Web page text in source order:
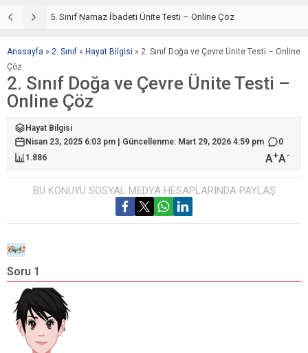
5. Sınıf Namaz İbadeti Ünite Testi – Online Çöz
Anasayfa » 2. Sınıf » Hayat Bilgisi » 2. Sınıf Doğa ve Çevre Ünite Testi – Online
Çöz
2. Sınıf Doğa ve Çevre Ünite Testi –
Online Çöz
Hayat Bilgisi
Nisan 23, 2025 6:03 pm | Güncellenme: Mart 29, 2026 4:59 pm
0
1.886
A+A-
BU KONUYU SOSYAL MEDYA HESAPLARINDA PAYLAŞ
Soru 1